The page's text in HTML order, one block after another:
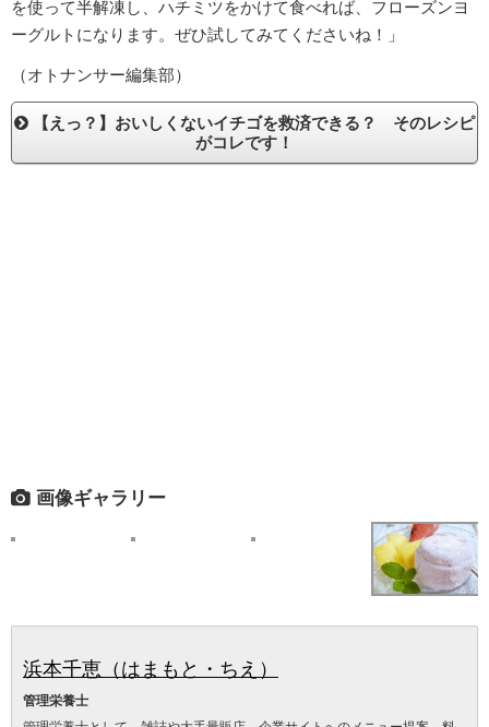
を使って半解凍し、ハチミツをかけて食べれば、フローズンヨ
ーグルトになります。ぜひ試してみてくださいね！」
（オトナンサー編集部）
【えっ？】おいしくないイチゴを救済できる？ そのレシピ
がコレです！
画像ギャラリー
浜本千恵（はまもと・ちえ）
管理栄養士